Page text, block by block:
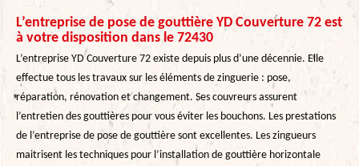
L’entreprise de pose de gouttière YD Couverture 72 est
à votre disposition dans le 72430
L’entreprise YD Couverture 72 existe depuis plus d’une décennie. Elle
effectue tous les travaux sur les éléments de zinguerie : pose,
réparation, rénovation et changement. Ses couvreurs assurent
l’entretien des gouttières pour vous éviter les bouchons. Les prestations
de l’entreprise de pose de gouttière sont excellentes. Les zingueurs
maitrisent les techniques pour l’installation de gouttière horizontale